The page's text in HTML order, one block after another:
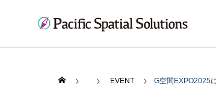
EVENT G空間EXPO2025